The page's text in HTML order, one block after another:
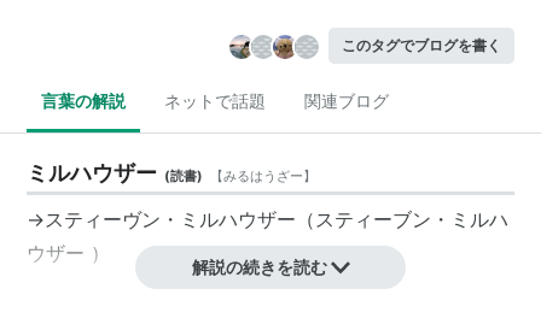
このタグでブログを書く
言葉の解説 ネットで話題 関連ブログ
ミルハウザー (読書) 【みるはうざー】
→スティーヴン・ミルハウザー （スティーブン・ミルハ
ウザー ）
解説の続きを読む